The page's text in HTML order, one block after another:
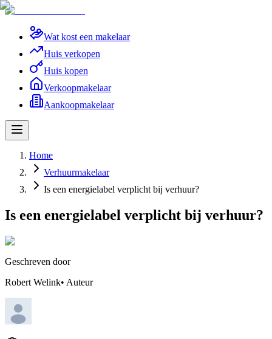
Wat kost een makelaar
Huis verkopen
Huis kopen
Verkoopmakelaar
Aankoopmakelaar
Home
Verhuurmakelaar
Is een energielabel verplicht bij verhuur?
Is een energielabel verplicht bij verhuur?
Geschreven door
Robert Welink• Auteur